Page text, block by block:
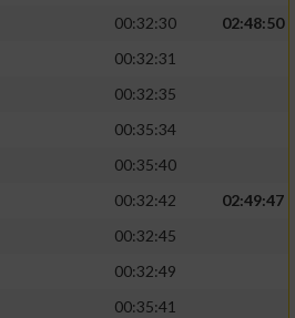
00:32:30
02:48:50
00:32:31
00:32:35
00:35:34
00:35:40
00:32:42
02:49:47
00:32:45
00:32:49
00:35:41